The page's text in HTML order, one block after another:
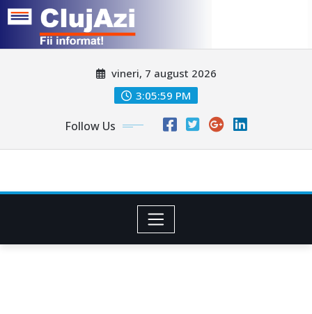
vineri, 7 august 2026
3:06:02 PM
Follow Us